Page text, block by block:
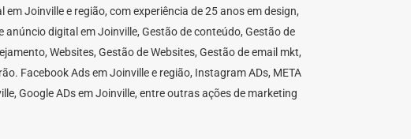
Joinville e região, com experiência de 25 anos em design,
anúncio digital em Joinville, Gestão de conteúdo, Gestão de
Websites, Gestão de Websites, Gestão de email mkt,
Facebook Ads em Joinville e região, Instagram ADs, META
Google ADs em Joinville, entre outras ações de marketing